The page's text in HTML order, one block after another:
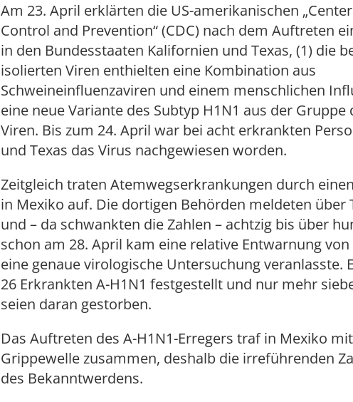
Am 23. April erklärten die US-amerikanischen
Control and Prevention“ (CDC) nach dem Auftreten
in den Bundesstaaten Kalifornien und Texas, (1) die
isolierten Viren enthielten eine Kombination aus
Schweineinfluenzaviren und einem menschlichen
eine neue Variante des Subtyp H1N1 aus der Gruppe
Viren. Bis zum 24. April war bei acht erkrankten
und Texas das Virus nachgewiesen worden.
Zeitgleich traten Atemwegserkrankungen durch
in Mexiko auf. Die dortigen Behörden meldeten über
und – da schwankten die Zahlen – achtzig bis über
schon am 28. April kam eine relative Entwarnung
eine genaue virologische Untersuchung veranlasste.
26 Erkrankten A-H1N1 festgestellt und nur mehr
seien daran gestorben.
Das Auftreten des A-H1N1-Erregers traf in Mexiko
Grippewelle zusammen, deshalb die irreführenden
des Bekanntwerdens.